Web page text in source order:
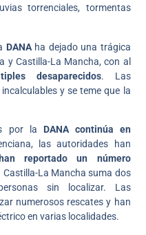
torrenciales, tormentas
DANAha dejado una trágica
y Castilla-La Mancha, con al
desaparecidos. Las
y se teme que la
por la DANA continúa en
las autoridades han
reportado un número
Castilla-La Mancha suma dos
sin localizar. Las
numerosos rescates y han
en varias localidades.